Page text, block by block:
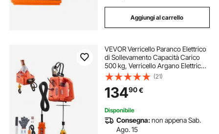
Aggiungi al carrello
VEVOR Verricello Paranco Elettrico
di Sollevamento Capacità Carico
500 kg, Verricello Argano Elettrico
Portatile da 1500 W, Altezza di
Sollevamento 7,6 m, con
Telecomando Manuale, Cablato
Wireless
(21)
13490€
Disponibile
Consegna:non appena Sab.
Ago. 15